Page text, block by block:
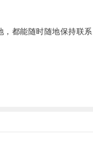
都能随时随地保持联系